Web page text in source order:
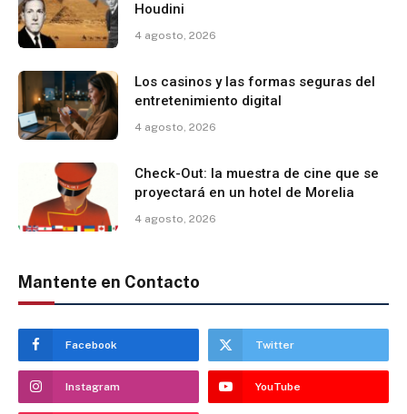
Houdini
4 agosto, 2026
Los casinos y las formas seguras del
entretenimiento digital
4 agosto, 2026
Check-Out: la muestra de cine que se
proyectará en un hotel de Morelia
4 agosto, 2026
Mantente en Contacto
Facebook Twitter
Instagram YouTube